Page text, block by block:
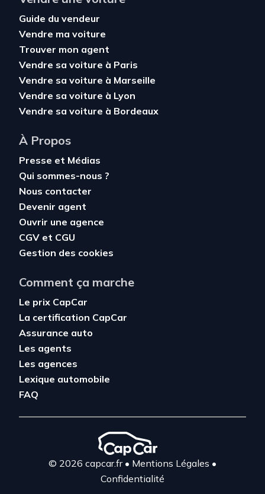
Guide du vendeur
Vendre ma voiture
Trouver mon agent
Vendre sa voiture à Paris
Vendre sa voiture à Marseille
Vendre sa voiture à Lyon
Vendre sa voiture à Bordeaux
À Propos
Presse et Médias
Qui sommes-nous ?
Nous contacter
Devenir agent
Ouvrir une agence
CGV et CGU
Gestion des cookies
Comment ça marche
Le prix CapCar
La certification CapCar
Assurance auto
Les agents
Les agences
Lexique automobile
FAQ
© 2026 capcar.fr• Mentions Légales •
Confidentialité